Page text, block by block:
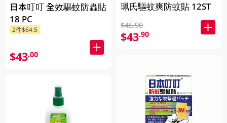
日本叮叮 全效驅蚊防蟲貼
18 PC
2件$64.5
$43.00
珮氏驅蚊爽防蚊貼 12ST
$45.90
$43.90